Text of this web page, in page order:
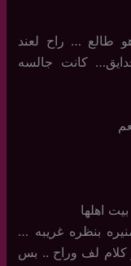
طالع … راح لعند
كانت جالسه
اهلها
بنظره غريبه …
كلام لف وراح .. بس